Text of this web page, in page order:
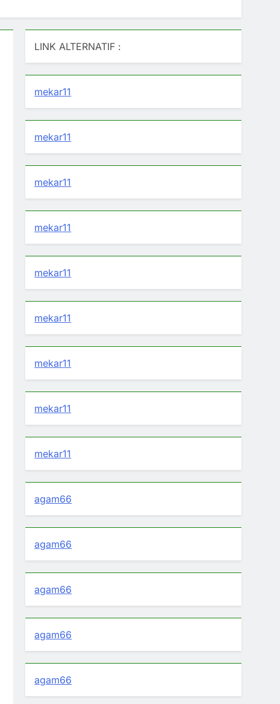
LINK ALTERNATIF :
mekar11
mekar11
mekar11
mekar11
mekar11
mekar11
mekar11
mekar11
mekar11
agam66
agam66
agam66
agam66
agam66